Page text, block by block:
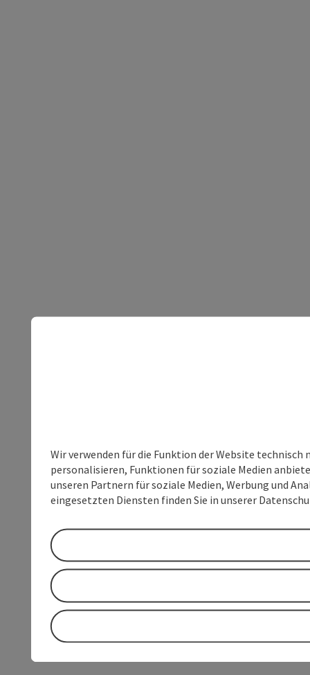
Wir verwenden für die Funktion der Website
personalisieren, Funktionen für soziale Medien
unseren Partnern für soziale Medien, Werbung und
eingesetzten Diensten finden Sie in unserer